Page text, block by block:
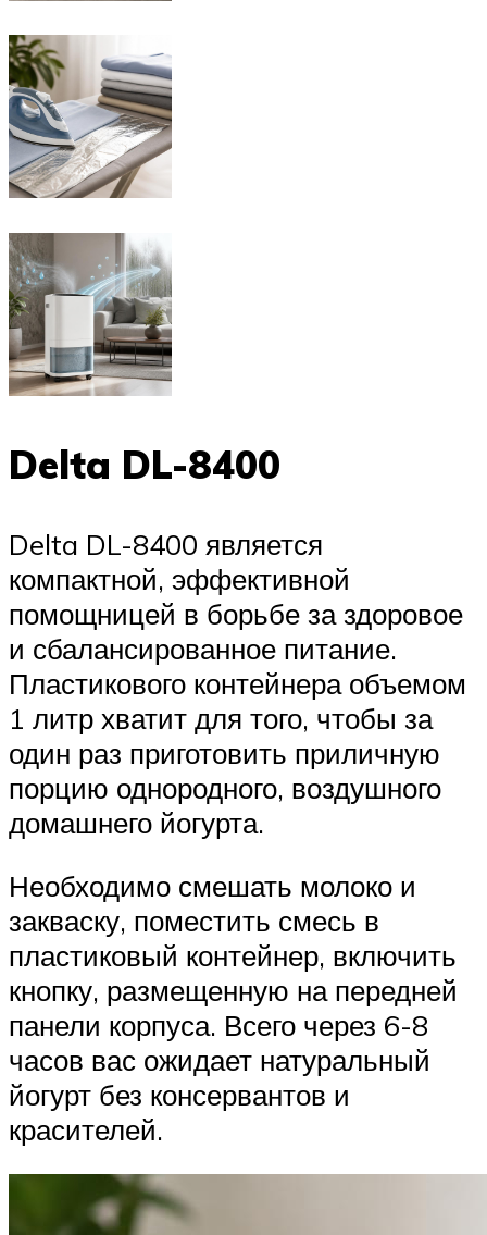
Delta DL-8400
Delta DL-8400 является
компактной, эффективной
помощницей в борьбе за здоровое
и сбалансированное питание.
Пластикового контейнера объемом
1 литр хватит для того, чтобы за
один раз приготовить приличную
порцию однородного, воздушного
домашнего йогурта.
Необходимо смешать молоко и
закваску, поместить смесь в
пластиковый контейнер, включить
кнопку, размещенную на передней
панели корпуса. Всего через 6-8
часов вас ожидает натуральный
йогурт без консервантов и
красителей.